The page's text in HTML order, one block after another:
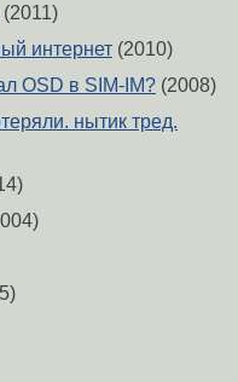
(2011)
интернет (2010)
OSD в SIM-IM? (2008)
нытик тред.